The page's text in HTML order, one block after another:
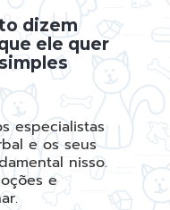
dizem
ele quer
especialistas
e os seus
nisso.
e